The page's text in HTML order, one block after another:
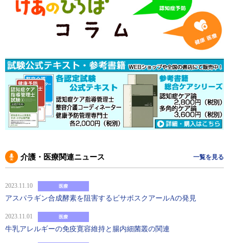
介護・医療関連ニュース 一覧を見る
2023.11.10 医療
アスパラギン合成酵素を阻害するビサボスクアールAの発見
2023.11.01 医療
牛乳アレルギーの免疫寛容維持と腸内細菌叢の関連